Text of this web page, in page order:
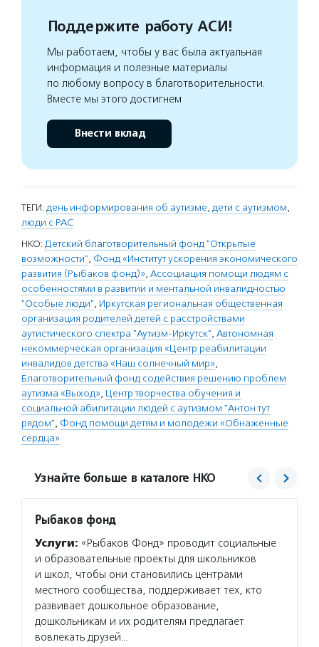
Поддержите работу АСИ!
Мы работаем, чтобы у вас была актуальная
информация и полезные материалы
по любому вопросу в благотворительности.
Вместе мы этого достигнем
Внести вклад
ТЕГИ: день информирования об аутизме, дети с аутизмом,
люди с РАС
НКО: Детский благотворительный фонд "Открытые
возможности", Фонд «Институт ускорения экономического
развития (Рыбаков фонд)», Ассоциация помощи людям с
особенностями в развитии и ментальной инвалидностью
"Особые люди", Иркутская региональная общественная
организация родителей детей с расстройствами
аутистического спектра "Аутизм-Иркутск", Автономная
некоммерческая организация «Центр реабилитации
инвалидов детства «Наш солнечный мир»,
Благотворительный фонд содействия решению проблем
аутизма «Выход», Центр творчества обучения и
социальной абилитации людей с аутизмом "Антон тут
рядом", Фонд помощи детям и молодежи «Обнаженные
сердца»
Узнайте больше в каталоге НКО
Рыбаков фонд
Услуги: «Рыбаков Фонд» проводит социальные
и образовательные проекты для школьников
и школ, чтобы они становились центрами
местного сообщества, поддерживает тех, кто
развивает дошкольное образование,
дошкольникам и их родителям предлагает
вовлекать друзей…